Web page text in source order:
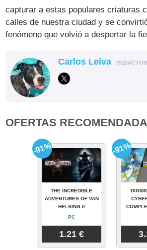
capturar a estas populares criaturas
calles de nuestra ciudad y se
fenómeno que volvió a despertar la
Carlos Leiva REDACTOR
OFERTAS
THE INCREDIBLE
ADVENTURES OF VAN
HELSING II
PC
1.21 €
-91% -91%